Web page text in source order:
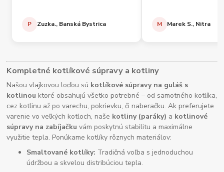
P Zuzka., Banská Bystrica M Marek S., Nitra
Kompletné kotlíkové súpravy a kotliny
Našou vlajkovou loďou sú kotlíkové súpravy na guláš s
kotlinou ktoré obsahujú všetko potrebné – od samotného kotlíka,
cez kotlinu až po varechu, pokrievku, či naberačku. Ak preferujete
varenie vo veľkých kotloch, naše kotliny (paráky) a kotlinové
súpravy na zabíjačku vám poskytnú stabilitu a maximálne
využitie tepla. Ponúkame kotlíky rôznych materiálov:
Smaltované kotlíky: Tradičná voľba s jednoduchou
údržbou a skvelou distribúciou tepla.